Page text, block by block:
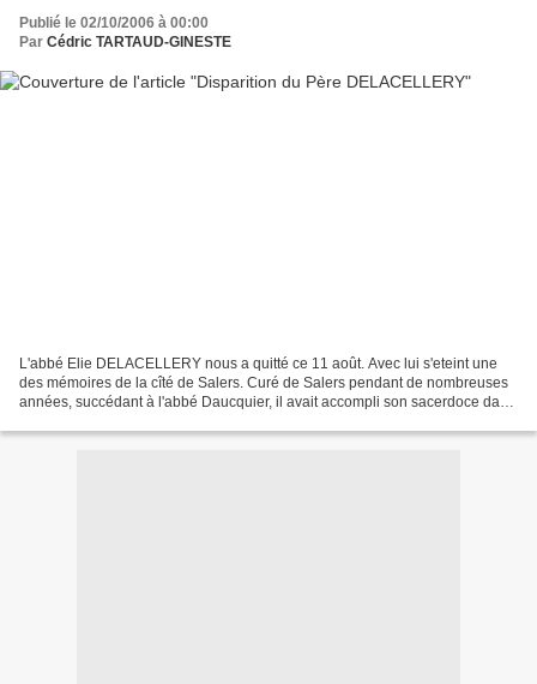
Publié le 02/10/2006 à 00:00
Par Cédric TARTAUD-GINESTE
L'abbé Elie DELACELLERY nous a quitté ce 11 août. Avec lui s'eteint une
des mémoires de la cîté de Salers. Curé de Salers pendant de nombreuses
années, succédant à l'abbé Daucquier, il avait accompli son sacerdoce dans